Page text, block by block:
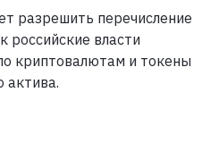
разрешить перечисление
российские власти
криптовалютам и токены
актива.